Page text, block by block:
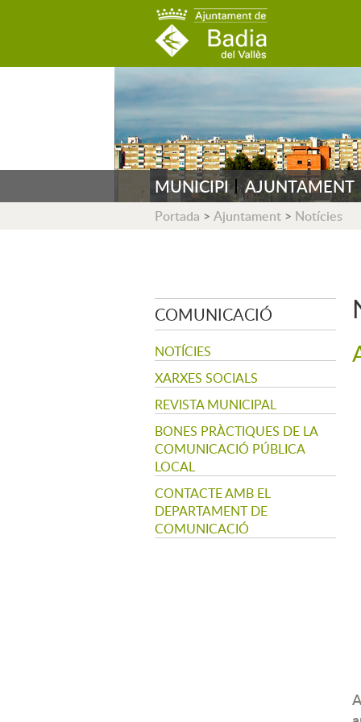
MUNICIPI AJUNTAMENT
Portada > Ajuntament > Notícies
COMUNICACIÓ
NOTÍCIES
XARXES SOCIALS
REVISTA MUNICIPAL
BONES PRÀCTIQUES DE LA
COMUNICACIÓ PÚBLICA
LOCAL
CONTACTE AMB EL
DEPARTAMENT DE
COMUNICACIÓ